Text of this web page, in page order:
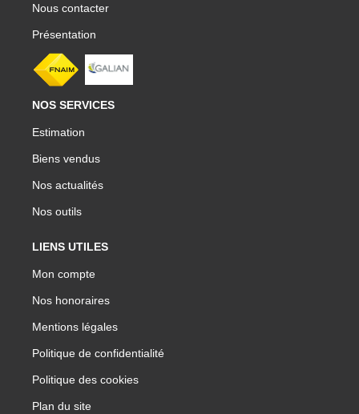
Nous contacter
Présentation
NOS SERVICES
Estimation
Biens vendus
Nos actualités
Nos outils
LIENS UTILES
Mon compte
Nos honoraires
Mentions légales
Politique de confidentialité
Politique des cookies
Plan du site